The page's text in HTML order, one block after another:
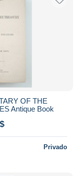
OF THE
Antique Book
Privado